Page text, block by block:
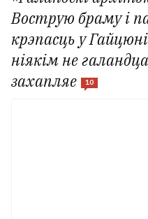
Вострую браму і
крэпасць у
ніякім не
захапляе
10